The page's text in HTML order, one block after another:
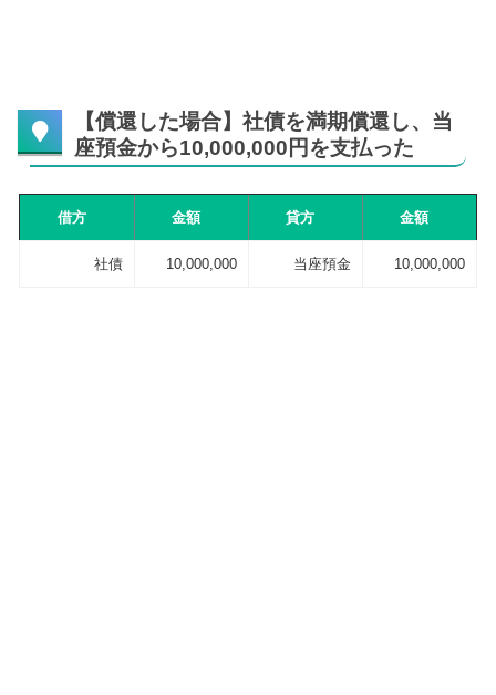
【償還した場合】社債を満期償還し、当
座預金から10,000,000円を支払った
借方 金額 貸方 金額
社債 10,000,000 当座預金 10,000,000